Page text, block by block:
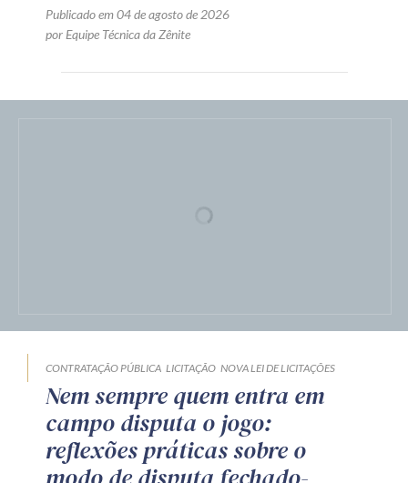
Publicado em 04 de agosto de 2026
por Equipe Técnica da Zênite
CONTRATAÇÃO PÚBLICA LICITAÇÃO NOVA LEI DE LICITAÇÕES
Nem sempre quem entra em
campo disputa o jogo:
reflexões práticas sobre o